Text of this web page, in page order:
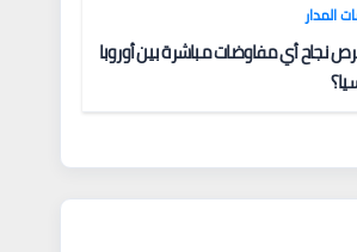
المدار
نجاح أي مفاوضات مباشرة بين أوروبا